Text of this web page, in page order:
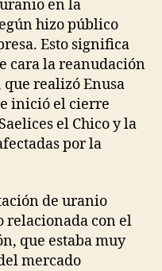
en la
hizo público
Esto significa
cara la reanudación
realizó Enusa
inició el cierre
el Chico y la
por la
de uranio
relacionada con el
que estaba muy
mercado